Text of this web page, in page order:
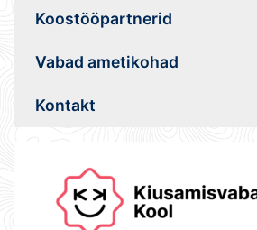
Koostööpartnerid
Vabad ametikohad
Kontakt